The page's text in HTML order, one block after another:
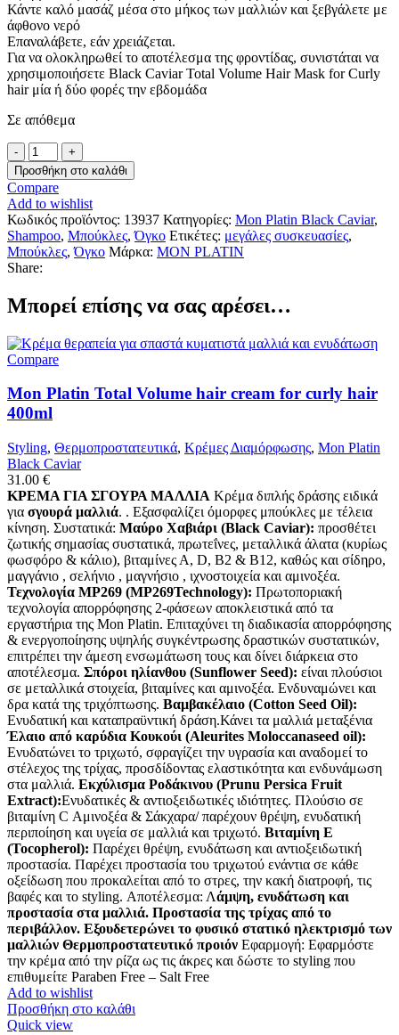
Κάντε καλό μασάζ μέσα στο μήκος των μαλλιών και ξεβγάλετε με
άφθονο νερό
Επαναλάβετε, εάν χρειάζεται.
Για να ολοκληρωθεί το αποτέλεσμα της φροντίδας, συνιστάται να
χρησιμοποιήσετε Black Caviar Total Volume Hair Mask for Curly
hair μία ή δύο φορές την εβδομάδα
Σε απόθεμα
Mon
Platin
Total
Volume
shampoo
for
curly
hair
500ml
ποσότητα
Προσθήκη στο καλάθι
Compare
Add to wishlist
Κωδικός προϊόντος: 13937 Κατηγορίες: Mon Platin Black Caviar,
Shampoo, Μπούκλες, Όγκο Ετικέτες: μεγάλες συσκευασίες,
Μπούκλες, Όγκο Μάρκα: MON PLATIN
Share:
Μπορεί επίσης να σας αρέσει…
Compare
Mon Platin Total Volume hair cream for curly hair
400ml
Styling, Θερμοπροστατευτικά, Κρέμες Διαμόρφωσης, Mon Platin
Black Caviar
31.00 €
ΚΡΕΜΑ ΓΙΑ ΣΓΟΥΡΑ ΜΑΛΛΙΑ Κρέμα διπλής δράσης ειδικά
για σγουρά μαλλιά. . Εξασφαλίζει όμορφες μπούκλες με τέλεια
κίνηση. Συστατικά: Μαύρο Χαβιάρι (Black Caviar): προσθέτει
ζωτικής σημασίας συστατικά, πρωτεΐνες, μεταλλικά άλατα (κυρίως
φωσφόρο & κάλιο), βιταμίνες Α, D, Β2 & Β12, καθώς και σίδηρο,
μαγγάνιο , σελήνιο , μαγνήσιο , ιχνοστοιχεία και αμινοξέα.
Τεχνολογία MP269 (MP269Technology): Πρωτοποριακή
τεχνολογία απορρόφησης 2-φάσεων αποκλειστικά από τα
εργαστήρια της Mon Platin. Επιταχύνει τη διαδικασία απορρόφησης
& ενεργοποίησης υψηλής συγκέντρωσης δραστικών συστατικών,
επιτρέπει την άμεση ενσωμάτωση τους και δίνει διάρκεια στο
αποτέλεσμα. Σπόροι ηλίανθου (Sunflower Seed): είναι πλούσιοι
σε μεταλλικά στοιχεία, βιταμίνες και αμινοξέα. Ενδυναμώνει και
δρα κατά της τριχόπτωσης. Βαμβακέλαιο (Cotton Seed Oil):
Ενυδατική και καταπραϋντική δράση.Κάνει τα μαλλιά μεταξένια
Έλαιο από καρύδια Κουκούι (Aleurites Moloccanaseed oil):
Ενυδατώνει το τριχωτό, σφραγίζει την υγρασία και αναδομεί το
στέλεχος της τρίχας, προσδίδοντας ελαστικότητα και ενδυνάμωση
στα μαλλιά. Εκχύλισμα Ροδάκινου (Prunu Persica Fruit
Extract):Ενυδατικές & αντιοξειδωτικές ιδιότητες. Πλούσιο σε
βιταμίνη C Αμινοξέα & Σάκχαρα/ παρέχουν θρέψη, ενυδατική
περιποίηση και υγεία σε μαλλιά και τριχωτό. Βιταμίνη Ε
(Tocopherol): Παρέχει θρέψη, ενυδάτωση και αντιοξειδωτική
προστασία. Παρέχει προστασία του τριχωτού ενάντια σε κάθε
οξείδωση που προκαλείται από το στρες, την κακή διατροφή, τις
βαφές και το styling. Αποτέλεσμα: Λάμψη, ενυδάτωση και
προστασία στα μαλλιά. Προστασία της τρίχας από το
περιβάλλον. Εξουδετερώνει το φυσικό στατικό ηλεκτρισμό των
μαλλιών Θερμοπροστατευτικό προιόν Εφαρμογή: Εφαρμόστε
την κρέμα από την ρίζα ως τις άκρες και δώστε το styling που
επιθυμείτε Paraben Free – Salt Free
Add to wishlist
Προσθήκη στο καλάθι
Quick view